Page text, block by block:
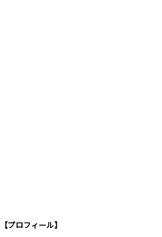
【プロフィール】